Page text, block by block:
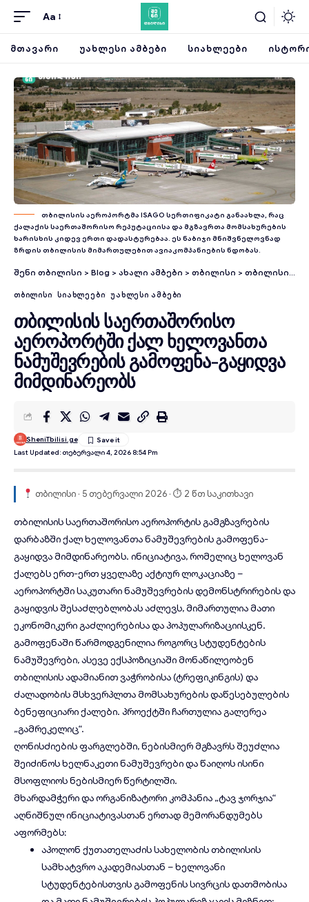
Aa
ᲛᲗᲐᲕᲐᲠᲘ ᲣᲐᲮᲚᲔᲡᲘ ᲐᲛᲑᲔᲑᲘ ᲡᲘᲐᲮᲚᲔᲔᲑᲘ
თბილისის აეროპორტმა ISAGO სერთიფიკატი განაახლა, რაც
ქალაქის საერთაშორისო რეპუტაციისა და მგზავრთა მომსახურების
ხარისხის კიდევ ერთი დადასტურებაა. ეს ნაბიჯი მნიშვნელოვნად
ზრდის თბილისის მიმართულებით ავიაკომპანიების ნდობას.
შენი თბილისი > Blog > ახალი ამბები > თბილისი > თბილისის საერთაშორისო აეროპორტში ქალ ხელოვანთა ნამუშევრების გამოფენა-გაყიდვა მიმდინარეობს
ᲗᲑᲘᲚᲘᲡᲘ ᲡᲘᲐᲮᲚᲔᲔᲑᲘ ᲣᲐᲮᲚᲔᲡᲘ ᲐᲛᲑᲔᲑᲘ
თბილისის საერთაშორისო
აეროპორტში ქალ ხელოვანთა
ნამუშევრების გამოფენა-გაყიდვა
მიმდინარეობს
Last Updated: Თებერვალი 4, 2026 8:54 Pm
SheniTbilisi.ge
თბილისი · 5 თებერვალი 2026 · ⏱ 2 წთ საკითხავი
თბილისის საერთაშორისოაეროპორტის გამგზავრების
დარბაზში ქალ ხელოვანთა ნამუშევრების გამოფენა-
გაყიდვა მიმდინარეობს. ინიციატივა, რომელიც ხელოვან
ქალებს ერთ-ერთ ყველაზე აქტიურ ლოკაციაზე –
აეროპორტში საკუთარი ნამუშევრების დემონსტრირების და
გაყიდვის შესაძლებლობას აძლევს, მიმართულია მათი
ეკონომიკური გაძლიერებისა და პოპულარიზაციისკენ.
გამოფენაში წარმოდგენილია როგორც სტუდენტების
ნამუშევრები, ასევე ექსპოზიციაში მონაწილეობენ
თბილისის ადამიანით ვაჭრობისა (ტრეფიკინგის) და
ძალადობის მსხვერპლთა მომსახურების დაწესებულების
ბენეფიციარი ქალები. პროექტში ჩართულია გალერეა
„გამრეკელიც“.
ღონისძიების ფარგლებში, ნებისმიერ მგზავრს შეუძლია
შეიძინოს ხელნაკეთი ნამუშევრები და წაიღოს ისინი
მსოფლიოს ნებისმიერ წერტილში.
მხარდამჭერი და ორგანიზატორი კომპანია „ტავ ჯორჯია“
აღნიშნულ ინიციატივასთან ერთად მემორანდუმებს
აფორმებს:
აპოლონ ქუთათელაძის სახელობის თბილისის
სამხატვრო აკადემიასთან – ხელოვანი
სტუდენტებისთვის გამოფენის სივრცის დათმობისა